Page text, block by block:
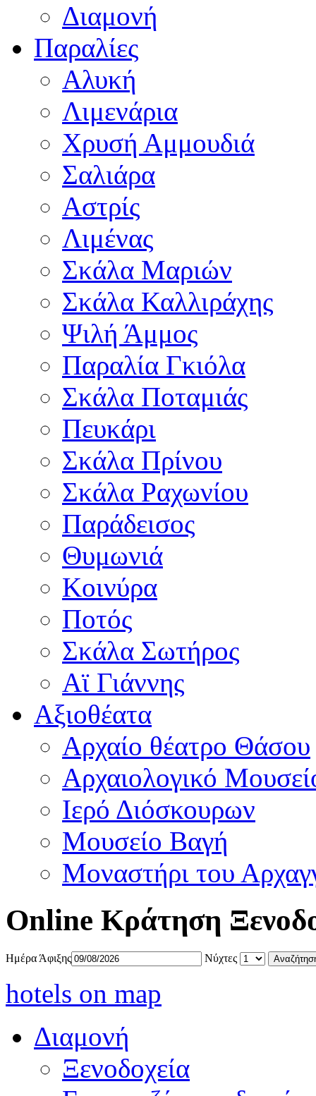
Διαμονή
Παραλίες
Αλυκή
Λιμενάρια
Χρυσή Αμμουδιά
Σαλιάρα
Αστρίς
Λιμένας
Σκάλα Μαριών
Σκάλα Καλλιράχης
Ψιλή Άμμος
Παραλία Γκιόλα
Σκάλα Ποταμιάς
Πευκάρι
Σκάλα Πρίνου
Σκάλα Ραχωνίου
Παράδεισος
Θυμωνιά
Κοινύρα
Ποτός
Σκάλα Σωτήρος
Αϊ Γιάννης
Αξιοθέατα
Αρχαίο θέατρο Θάσου
Αρχαιολογικό
Ιερό Διόσκουρων
Μουσείο Βαγή
Μοναστήρι του
Online Κράτηση
Ημέρα Άφιξης Νύχτες
hotels on map
Διαμονή
Ξενοδοχεία